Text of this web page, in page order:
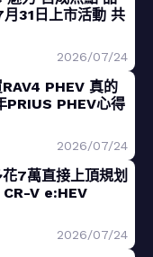
31日上市活動 共
2026/07/24
RAV4 PHEV 真的
PRIUS PHEV心得
2026/07/24
7萬直接上頂規划
V e:HEV
2026/07/24